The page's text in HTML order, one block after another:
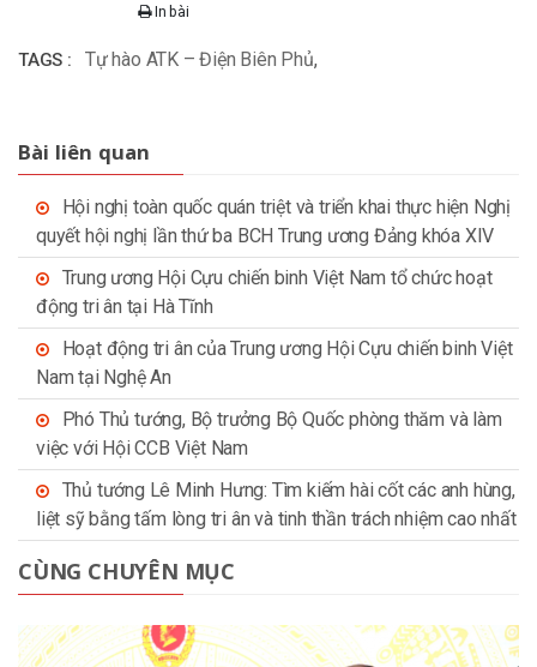
In bài
TAGS : Tự hào ATK – Điện Biên Phủ,
Bài liên quan
Hội nghị toàn quốc quán triệt và triển khai thực hiện Nghị
quyết hội nghị lần thứ ba BCH Trung ương Đảng khóa XIV
Trung ương Hội Cựu chiến binh Việt Nam tổ chức hoạt
động tri ân tại Hà Tĩnh
Hoạt động tri ân của Trung ương Hội Cựu chiến binh Việt
Nam tại Nghệ An
Phó Thủ tướng, Bộ trưởng Bộ Quốc phòng thăm và làm
việc với Hội CCB Việt Nam
Thủ tướng Lê Minh Hưng: Tìm kiếm hài cốt các anh hùng,
liệt sỹ bằng tấm lòng tri ân và tinh thần trách nhiệm cao nhất
CÙNG CHUYÊN MỤC